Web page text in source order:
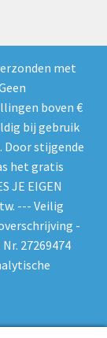
met
boven €
bij gebruik
Door stijgende
het gratis
JE EIGEN
--- Veilig
-
27269474
producten er